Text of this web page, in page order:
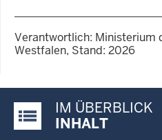
Verantwortlich: Ministerium
Westfalen, Stand: 2026
Justiz-Portal im
IM ÜBERBLICK
INHALT